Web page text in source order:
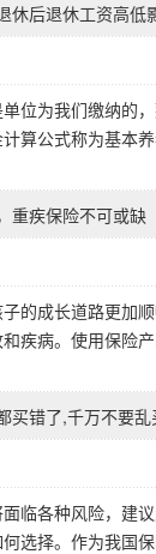
休后退休工资高低
位为我们缴纳的
算公式称为基本
重疾保险不可或缺
的成长道路更加
疾病。使用保险
买错了,千万不要
临各种风险，建
选择。作为我国